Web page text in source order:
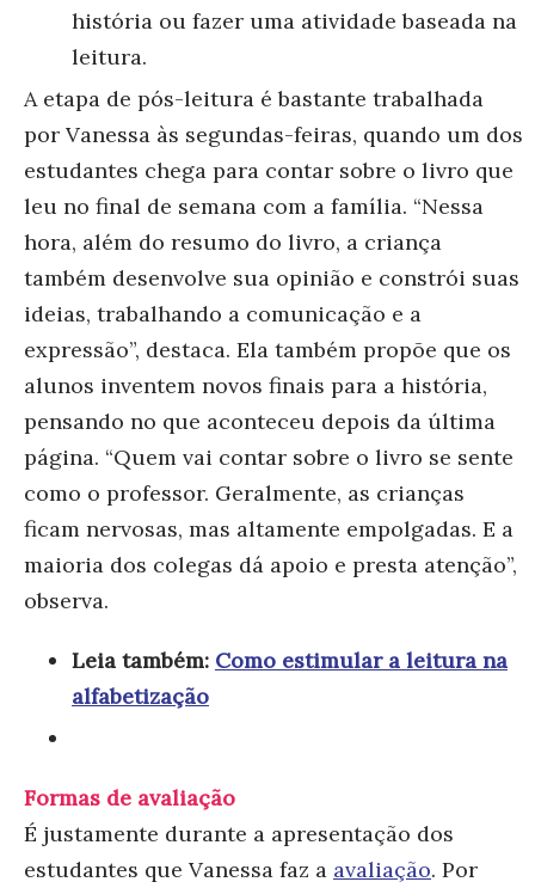
história ou fazer uma atividade baseada na
leitura.
A etapa de pós-leitura é bastante trabalhada
por Vanessa às segundas-feiras, quando um dos
estudantes chega para contar sobre o livro que
leu no final de semana com a família. “Nessa
hora, além do resumo do livro, a criança
também desenvolve sua opinião e constrói suas
ideias, trabalhando a comunicação e a
expressão”, destaca. Ela também propõe que os
alunos inventem novos finais para a história,
pensando no que aconteceu depois da última
página. “Quem vai contar sobre o livro se sente
como o professor. Geralmente, as crianças
ficam nervosas, mas altamente empolgadas. E a
maioria dos colegas dá apoio e presta atenção”,
observa.
Leia também: Como estimular a leitura na
alfabetização
Formas de avaliação
É justamente durante a apresentação dos
estudantes que Vanessa faz a avaliação. Por